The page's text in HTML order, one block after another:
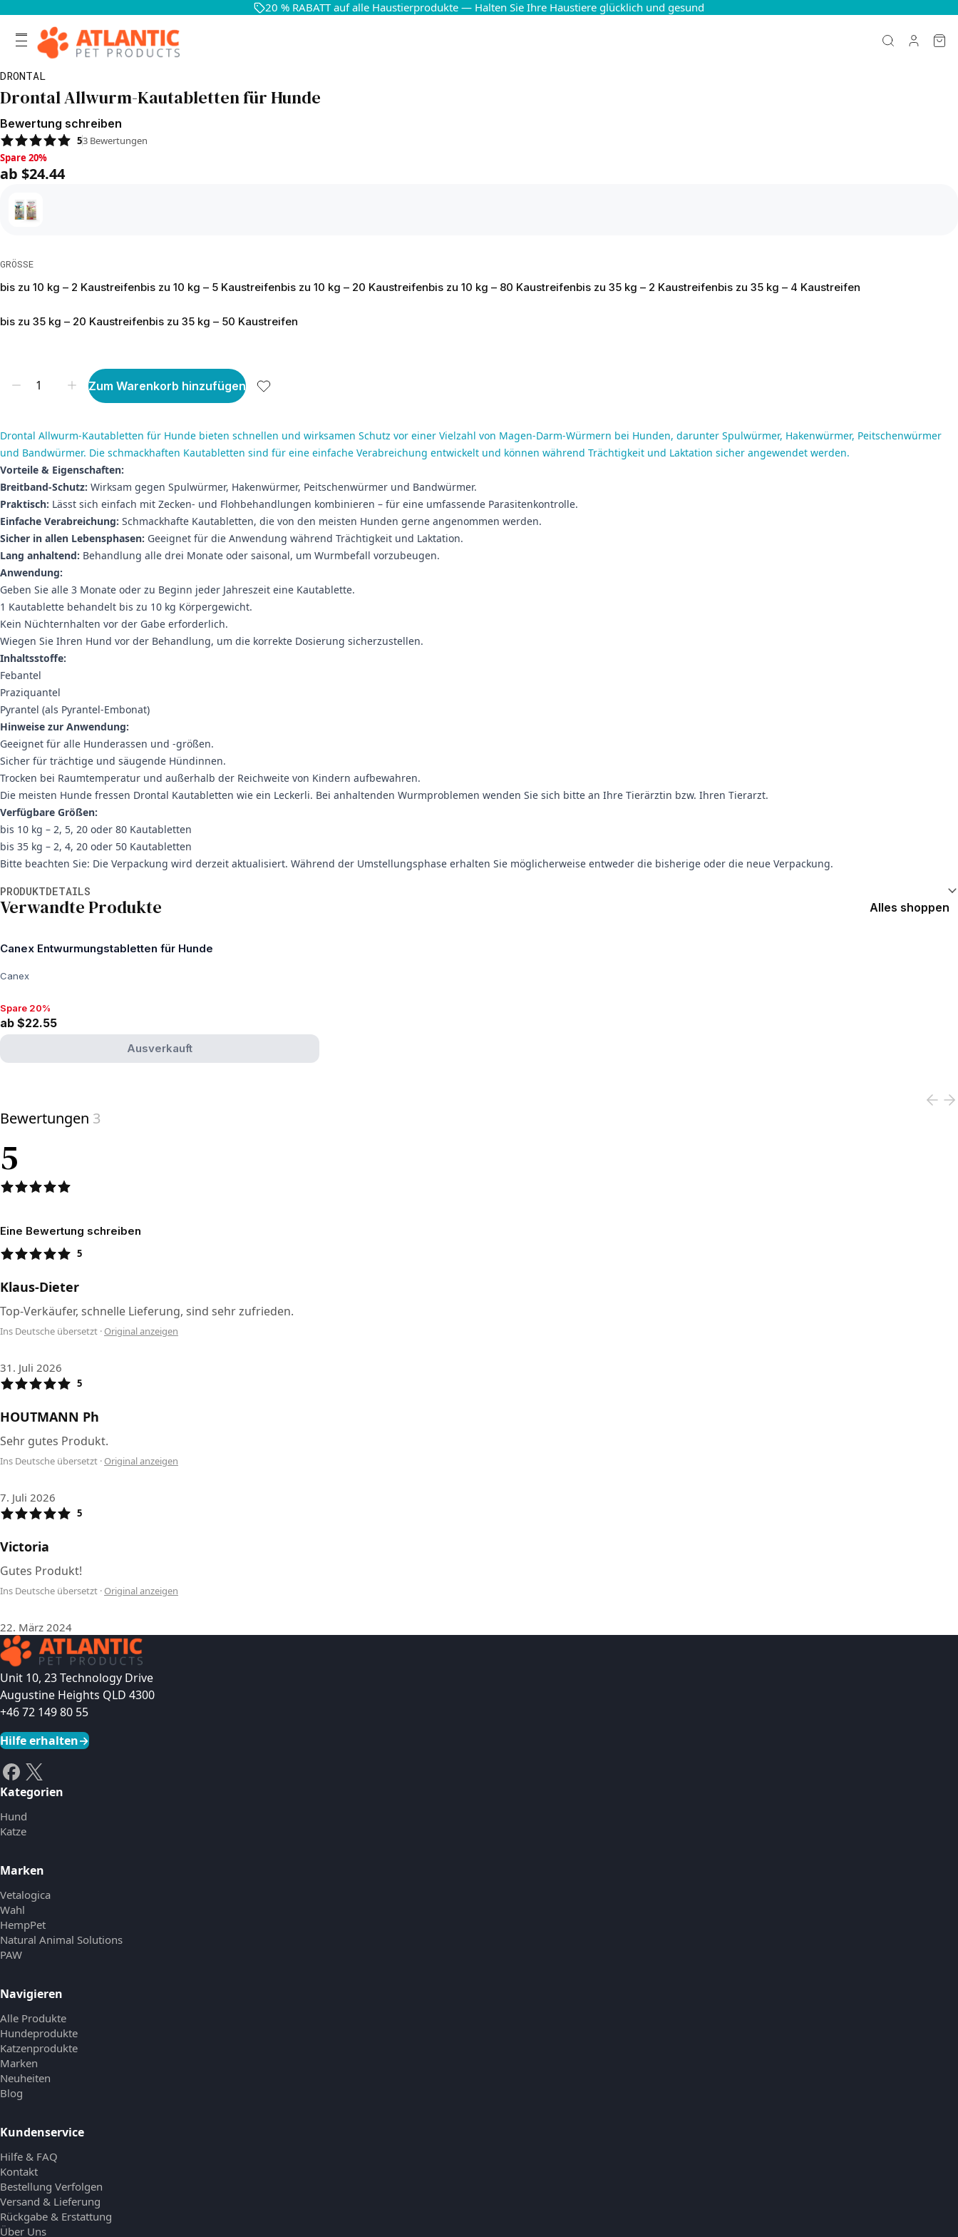
20 % RABATT auf alle Haustierprodukte — Halten Sie Ihre Haustiere glücklich und gesund
DRONTAL
Drontal Allwurm-Kautabletten für Hunde
Bewertung schreiben
53 Bewertungen
Spare 20%, ab $24.44
Spare 20%
ab $24.44
GRÖSSE
bis zu 10 kg – 2 Kaustreifenbis zu 10 kg – 5 Kaustreifenbis zu 10 kg – 20 Kaustreifenbis zu 10 kg – 80 Kaustreifenbis zu 35 kg – 2 Kaustreifenbis zu 35 kg – 4 Kaustreifen
bis zu 35 kg – 20 Kaustreifenbis zu 35 kg – 50 Kaustreifen
Zum Warenkorb hinzufügen
Drontal Allwurm-Kautabletten für Hunde bieten schnellen und wirksamen Schutz vor einer Vielzahl von Magen-Darm-Würmern bei Hunden, darunter Spulwürmer, Hakenwürmer, Peitschenwürmer
und Bandwürmer. Die schmackhaften Kautabletten sind für eine einfache Verabreichung entwickelt und können während Trächtigkeit und Laktation sicher angewendet werden.
Vorteile & Eigenschaften:
Breitband-Schutz: Wirksam gegen Spulwürmer, Hakenwürmer, Peitschenwürmer und Bandwürmer.
Praktisch: Lässt sich einfach mit Zecken- und Flohbehandlungen kombinieren – für eine umfassende Parasitenkontrolle.
Einfache Verabreichung: Schmackhafte Kautabletten, die von den meisten Hunden gerne angenommen werden.
Sicher in allen Lebensphasen: Geeignet für die Anwendung während Trächtigkeit und Laktation.
Lang anhaltend: Behandlung alle drei Monate oder saisonal, um Wurmbefall vorzubeugen.
Anwendung:
Geben Sie alle 3 Monate oder zu Beginn jeder Jahreszeit eine Kautablette.
1 Kautablette behandelt bis zu 10 kg Körpergewicht.
Kein Nüchternhalten vor der Gabe erforderlich.
Wiegen Sie Ihren Hund vor der Behandlung, um die korrekte Dosierung sicherzustellen.
Inhaltsstoffe:
Febantel
Praziquantel
Pyrantel (als Pyrantel-Embonat)
Hinweise zur Anwendung:
Geeignet für alle Hunderassen und -größen.
Sicher für trächtige und säugende Hündinnen.
Trocken bei Raumtemperatur und außerhalb der Reichweite von Kindern aufbewahren.
Die meisten Hunde fressen Drontal Kautabletten wie ein Leckerli. Bei anhaltenden Wurmproblemen wenden Sie sich bitte an Ihre Tierärztin bzw. Ihren Tierarzt.
Verfügbare Größen:
bis 10 kg – 2, 5, 20 oder 80 Kautabletten
bis 35 kg – 2, 4, 20 oder 50 Kautabletten
Bitte beachten Sie: Die Verpackung wird derzeit aktualisiert. Während der Umstellungsphase erhalten Sie möglicherweise entweder die bisherige oder die neue Verpackung.
PRODUKTDETAILS
Verwandte Produkte Alles shoppen
Canex Entwurmungstabletten für Hunde
Canex
Spare 20%, ab $22.55
Spare 20%
ab $22.55
Ausverkauft
Bewertungen 3
5
Eine Bewertung schreiben
5
Klaus-Dieter
Top-Verkäufer, schnelle Lieferung, sind sehr zufrieden.
Ins Deutsche übersetzt · Original anzeigen
31. Juli 2026
5
HOUTMANN Ph
Sehr gutes Produkt.
Ins Deutsche übersetzt · Original anzeigen
7. Juli 2026
5
Victoria
Gutes Produkt!
Ins Deutsche übersetzt · Original anzeigen
22. März 2024
Unit 10, 23 Technology Drive
Augustine Heights QLD 4300
+46 72 149 80 55
Hilfe erhalten→
Kategorien
Hund
Katze
Marken
Vetalogica
Wahl
HempPet
Natural Animal Solutions
PAW
Navigieren
Alle Produkte
Hundeprodukte
Katzenprodukte
Marken
Neuheiten
Blog
Kundenservice
Hilfe & FAQ
Kontakt
Bestellung Verfolgen
Versand & Lieferung
Rückgabe & Erstattung
Über Uns